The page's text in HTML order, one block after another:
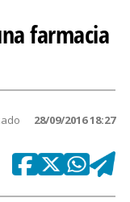
farmacia
28/09/2016 18:27